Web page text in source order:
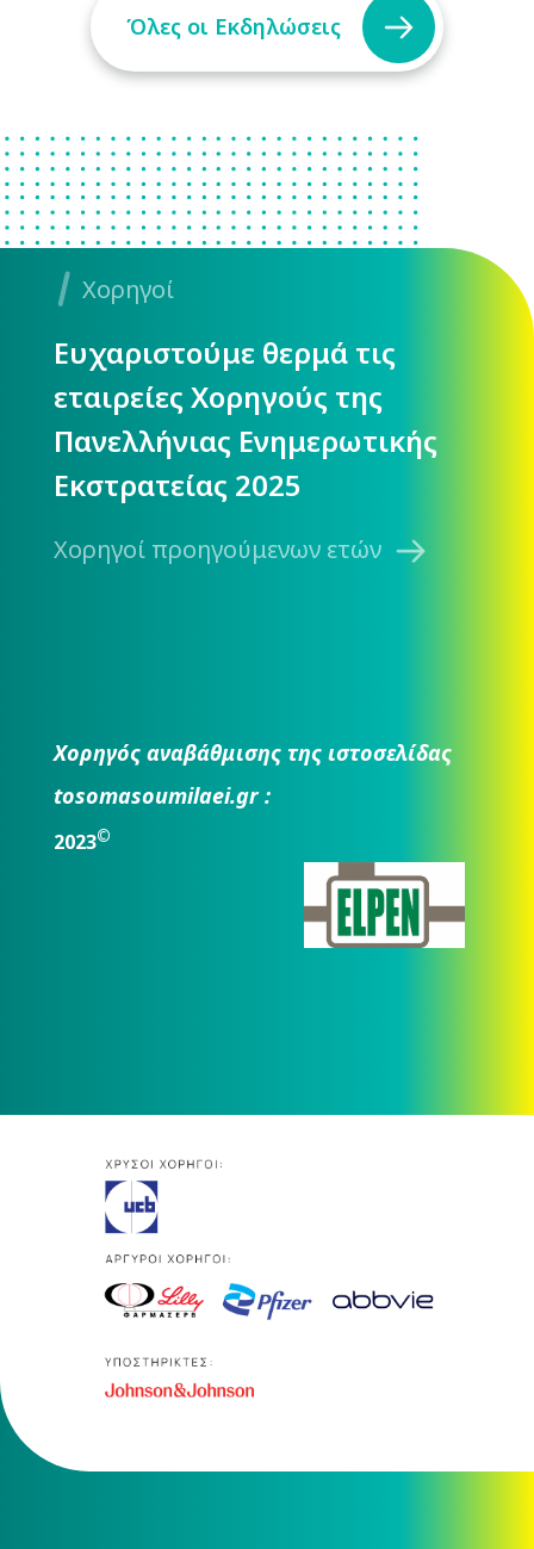
Όλες οι Εκδηλώσεις
Χορηγοί
Ευχαριστούμε θερμά τις
εταιρείες Χορηγούς της
Πανελλήνιας Ενημερωτικής
Εκστρατείας 2025
Χορηγοί προηγούμενων ετών
Χορηγός αναβάθμισης της ιστοσελίδας
tosomasoumilaei.gr :
2023©